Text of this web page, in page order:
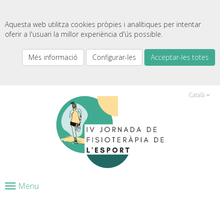
Aquesta web utilitza cookies pròpies i analítiques per intentar
oferir a l'usuari la millor experiència d'ús possible.
Més informació Configurar-les Acceptar-les totes
Català
Menu